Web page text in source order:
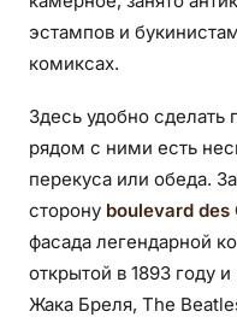
эстампов и
комиксах.
Здесь удобно сделать
рядом с ними есть
перекуса или обеда.
сторону boulevard des
фасада легендарной
открытой в 1893 году
Жака Бреля, The